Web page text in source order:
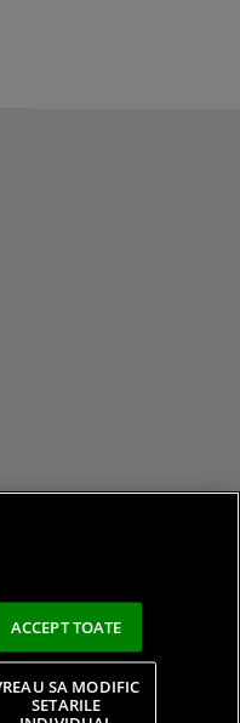
ACCEPT TOATE
SA MODIFIC
SETARILE